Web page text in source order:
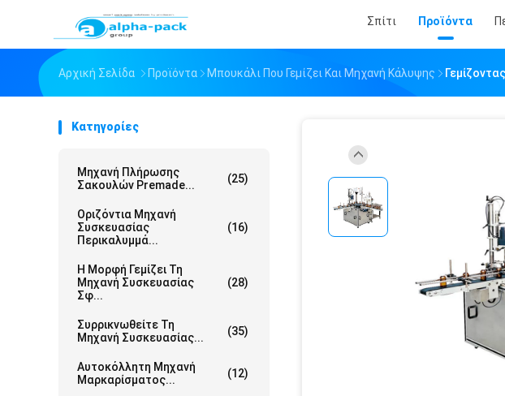
Σπίτι Προϊόντα
Αρχική Σελίδα Προϊόντα Μπουκάλι Που Γεμίζει Και Μηχανή Κάλυψης
Κατηγορίες
Μηχανή Πλήρωσης
Σακουλών Premade...
(25)
Οριζόντια Μηχανή
Συσκευασίας
Περικαλυμμά...
(16)
Η Μορφή Γεμίζει Τη
Μηχανή Συσκευασίας
Σφ...
(28)
Συρρικνωθείτε Τη
Μηχανή Συσκευασίας...
(35)
Αυτοκόλλητη Μηχανή
Μαρκαρίσματος...
(12)